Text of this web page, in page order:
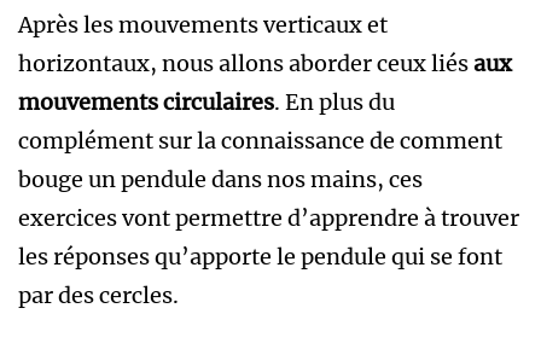
Après les mouvements verticaux et
horizontaux, nous allons aborder ceux liésaux
mouvements circulaires. En plus du
complément sur la connaissance de comment
bouge un pendule dans nos mains, ces
exercices vont permettre d’apprendre à trouver
les réponses qu’apporte le pendule qui se font
par des cercles.